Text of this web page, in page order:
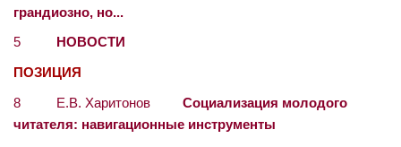
грандиозно, но...
5 НОВОСТИ
ПОЗИЦИЯ
8 Е.В. Харитонов Социализация молодого
читателя: навигационные инструменты